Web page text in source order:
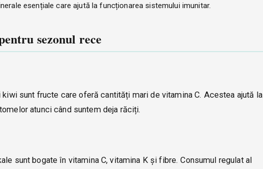
esențiale care ajută la funcționarea sistemului imunitar.
sezonul rece
sunt fructe care oferă cantități mari de vitamina C. Acestea ajută la
atunci când suntem deja răciți.
sunt bogate în vitamina C, vitamina K și fibre. Consumul regulat al